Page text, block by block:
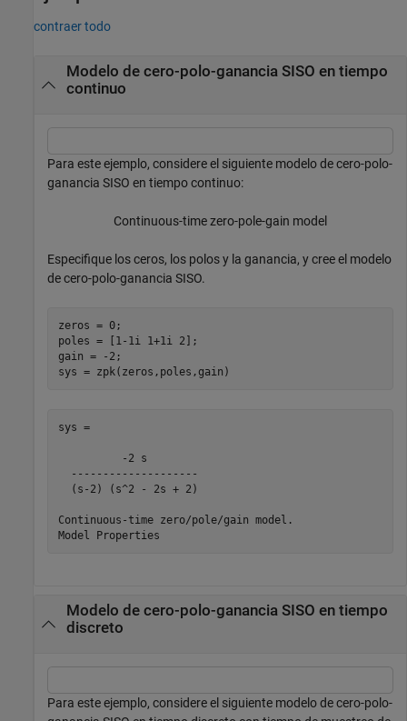
contraer todo
Modelo de cero-polo-ganancia SISO en tiempo
continuo
Para este ejemplo, considere el siguiente modelo de cero-polo-
ganancia SISO en tiempo continuo:
Continuous-time zero-pole-gain model
Especifique los ceros, los polos y la ganancia, y cree el modelo
de cero-polo-ganancia SISO.
zeros = 0;
poles = [1-1i 1+1i 2];
gain = -2;
sys = zpk(zeros,poles,gain)
sys =
          -2 s
  --------------------
  (s-2) (s^2 - 2s + 2)
Continuous-time zero/pole/gain model.
Modelo de cero-polo-ganancia SISO en tiempo
discreto
Para este ejemplo, considere el siguiente modelo de cero-polo-